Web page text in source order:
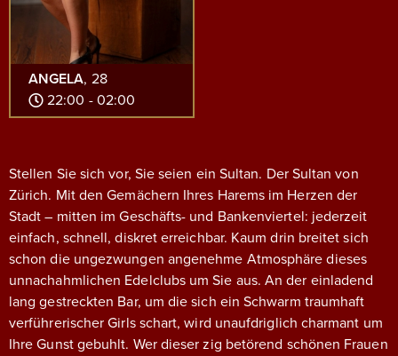
ANGELA, 28
22:00 - 02:00
Stellen Sie sich vor, Sie seien ein Sultan. Der Sultan von
Zürich. Mit den Gemächern Ihres Harems im Herzen der
Stadt – mitten im Geschäfts- und Bankenviertel: jederzeit
einfach, schnell, diskret erreichbar. Kaum drin breitet sich
schon die ungezwungen angenehme Atmosphäre dieses
unnachahmlichen Edelclubs um Sie aus. An der einladend
lang gestreckten Bar, um die sich ein Schwarm traumhaft
verführerischer Girls schart, wird unaufdriglich charmant um
Ihre Gunst gebuhlt. Wer dieser zig betörend schönen Frauen